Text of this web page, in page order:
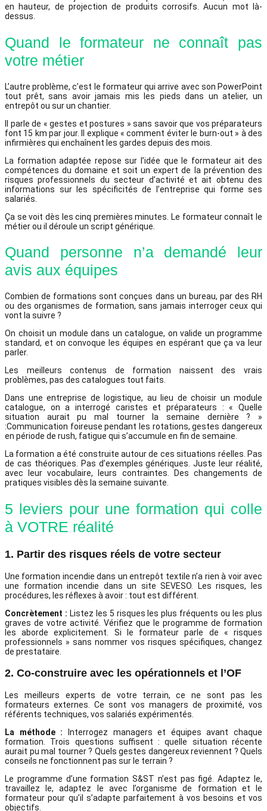
en hauteur, de projection de produits corrosifs. Aucun mot là-
dessus.
Quand le formateur ne connaît pas
votre métier
L’autre problème, c’est le formateur qui arrive avec son PowerPoint
tout prêt, sans avoir jamais mis les pieds dans un atelier, un
entrepôt ou sur un chantier.
Il parle de « gestes et postures » sans savoir que vos préparateurs
font 15 km par jour. Il explique « comment éviter le burn-out » à des
infirmières qui enchaînent les gardes depuis des mois.
La formation adaptée repose sur l’idée que le formateur ait des
compétences du domaine et soit un expert de la prévention des
risques professionnels du secteur d’activité et ait obtenu des
informations sur les spécificités de l’entreprise qui forme ses
salariés.
Ça se voit dès les cinq premières minutes. Le formateur connaît le
métier ou il déroule un script générique.
Quand personne n’a demandé leur
avis aux équipes
Combien de formations sont conçues dans un bureau, par des RH
ou des organismes de formation, sans jamais interroger ceux qui
vont la suivre ?
On choisit un module dans un catalogue, on valide un programme
standard, et on convoque les équipes en espérant que ça va leur
parler.
Les meilleurs contenus de formation naissent des vrais
problèmes, pas des catalogues tout faits.
Dans une entreprise de logistique, au lieu de choisir un module
catalogue, on a interrogé caristes et préparateurs : « Quelle
situation aurait pu mal tourner la semaine dernière ? »
:Communication foireuse pendant les rotations, gestes dangereux
en période de rush, fatigue qui s’accumule en fin de semaine.
La formation a été construite autour de ces situations réelles. Pas
de cas théoriques. Pas d’exemples génériques. Juste leur réalité,
avec leur vocabulaire, leurs contraintes. Des changements de
pratiques visibles dès la semaine suivante.
5 leviers pour une formation qui colle
à VOTRE réalité
1. Partir des risques réels de votre secteur
Une formation incendie dans un entrepôt textile n’a rien à voir avec
une formation incendie dans un site SEVESO. Les risques, les
procédures, les réflexes à avoir : tout est différent.
Concrètement : Listez les 5 risques les plus fréquents ou les plus
graves de votre activité. Vérifiez que le programme de formation
les aborde explicitement. Si le formateur parle de « risques
professionnels » sans nommer vos risques spécifiques, changez
de prestataire.
2. Co-construire avec les opérationnels et l’OF
Les meilleurs experts de votre terrain, ce ne sont pas les
formateurs externes. Ce sont vos managers de proximité, vos
référents techniques, vos salariés expérimentés.
La méthode : Interrogez managers et équipes avant chaque
formation. Trois questions suffisent : quelle situation récente
aurait pu mal tourner ? Quels gestes dangereux reviennent ? Quels
conseils ne fonctionnent pas sur le terrain ?
Le programme d’une formation S&ST n’est pas figé. Adaptez le,
travaillez le, adaptez le avec l’organisme de formation et le
formateur pour qu’il s’adapte parfaitement à vos besoins et vos
objectifs.